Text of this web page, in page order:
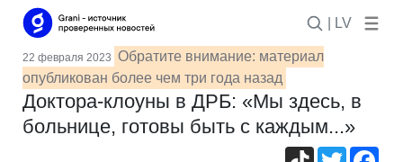
| LV
22 февраля 2023 Обратите внимание: материал
опубликован более чем три года назад
Доктора-клоуны в ДРБ: «Мы здесь, в
больнице, готовы быть с каждым...»
TikTokTwitter